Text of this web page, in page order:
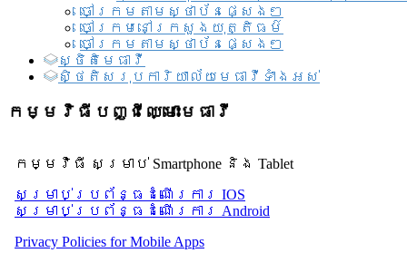
ចៅក្រមតាមស្ថាប័នផ្សេងៗ
ចៅក្រមនៅក្រសួងយុត្តិធម៌
ចៅក្រមតាមស្ថាប័នផ្សេងៗ
ស្ថិតិមេធាវី
សិ្ថតិសរុបការិយាល័យមេធាវីទាំងអស់​
កម្មវិធីបញ្ជីឈ្មោះមេធាវី
កម្មវិធី សម្រាប់ Smartphone និង Tablet
សម្រាប់​ប្រព័ន្ធដំណើរការ IOS
សម្រាប់​ប្រព័ន្ធដំណើរការ Android
Privacy Policies for Mobile Apps